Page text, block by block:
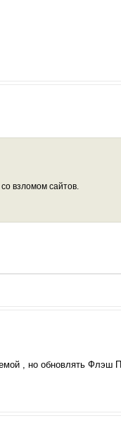
взломом сайтов.
, но обновлять